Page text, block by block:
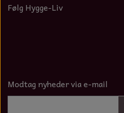
Følg Hygge-Liv
Modtag nyheder via e-mail